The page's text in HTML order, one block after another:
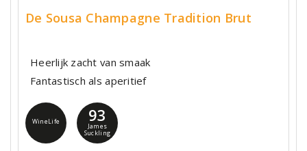
De Sousa Champagne Tradition Brut
Heerlijk zacht van smaak
Fantastisch als aperitief
WineLife 93
James
Suckling